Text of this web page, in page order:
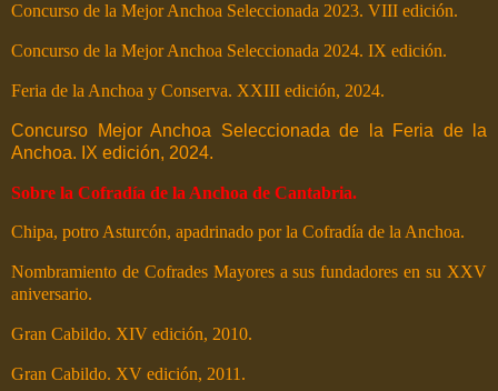
Concurso de la Mejor Anchoa Seleccionada 2023. VIII edición.
Concurso de la Mejor Anchoa Seleccionada 2024. IX edición.
Feria de la Anchoa y Conserva. XXIII edición, 2024.
Concurso Mejor Anchoa Seleccionada de la Feria de la
Anchoa. IX edición, 2024.
Sobre la Cofradía de la Anchoa de Cantabria.
Chipa, potro Asturcón, apadrinado por la Cofradía de la Anchoa.
Nombramiento de Cofrades Mayores a sus fundadores en su XXV
aniversario.
Gran Cabildo. XIV edición, 2010.
Gran Cabildo. XV edición, 2011.